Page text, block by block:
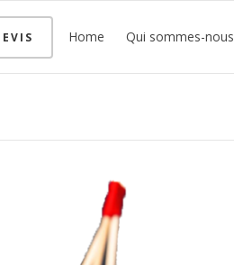
Home Qui sommes-nous